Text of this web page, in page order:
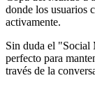
donde los usuarios
activamente.
Sin duda el "Social
perfecto para
través de la